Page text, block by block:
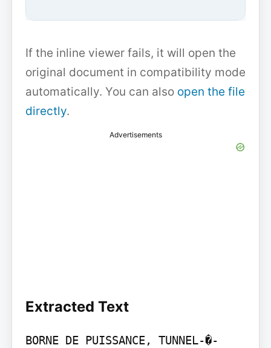
If the inline viewer fails, it will open the
original document in compatibility mode
automatically. You can also open the file
directly.
Advertisements
Extracted Text
BORNE DE PUISSANCE, TUNNEL-�-